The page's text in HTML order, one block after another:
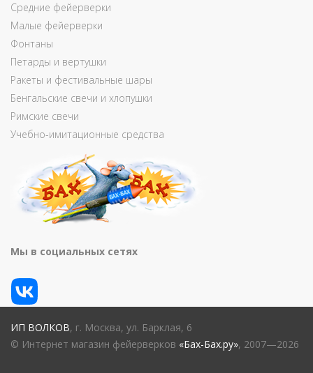
Средние фейерверки
Малые фейерверки
Фонтаны
Петарды и вертушки
Ракеты и фестивальные шары
Бенгальские свечи и хлопушки
Римские свечи
Учебно-имитационные средства
Мы в социальных сетях
ИП ВОЛКОВ, г. Москва, ул. Барклая, 6
© Интернет магазин фейерверков «Бах-Бах.ру», 2007—2026